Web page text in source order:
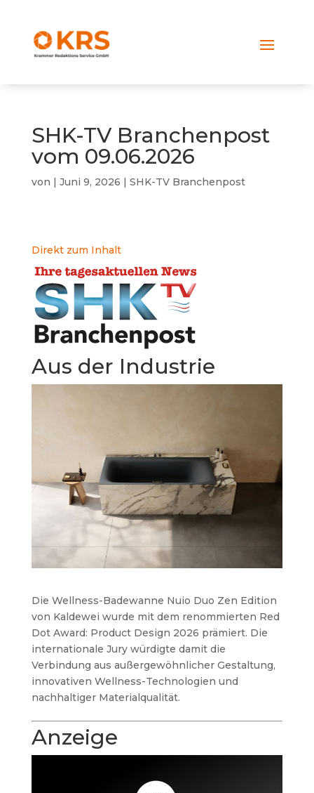
SHK-TV Branchenpost
vom 09.06.2026
von | Juni 9, 2026 | SHK-TV Branchenpost
Direkt zum Inhalt
Aus der Industrie
Die Wellness-Badewanne Nuio Duo Zen Edition
von Kaldewei wurde mit dem renommierten Red
Dot Award: Product Design 2026 prämiert. Die
internationale Jury würdigte damit die
Verbindung aus außergewöhnlicher Gestaltung,
innovativen Wellness-Technologien und
nachhaltiger Materialqualität.
Anzeige